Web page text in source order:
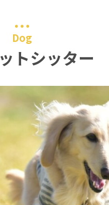
Dog
トシッター